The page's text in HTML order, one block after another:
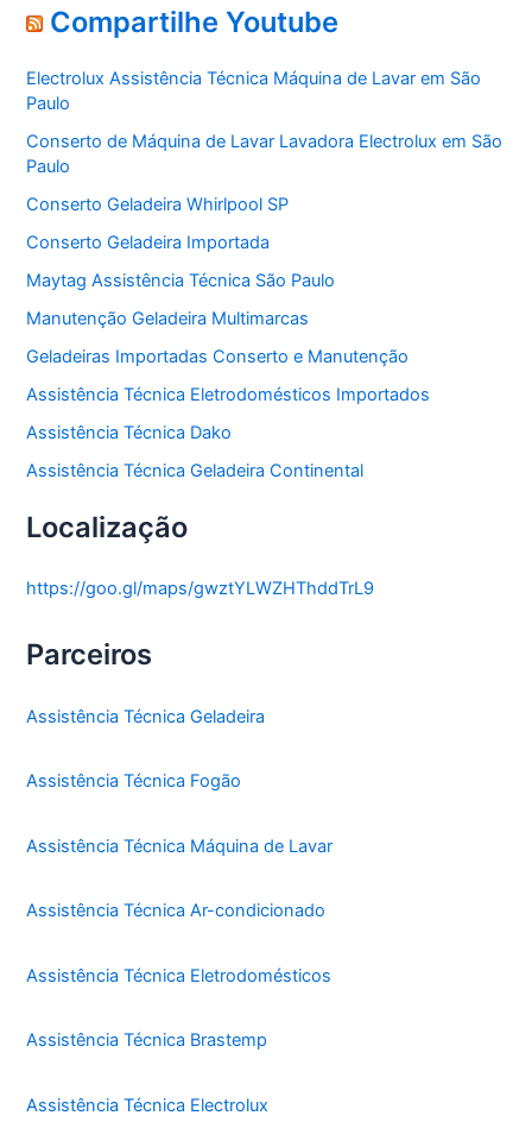
e
g
r
i
a
s
Compartilhe Youtube
Electrolux Assistência Técnica Máquina de Lavar em São
Paulo
Conserto de Máquina de Lavar Lavadora Electrolux em São
Paulo
Conserto Geladeira Whirlpool SP
Conserto Geladeira Importada
Maytag Assistência Técnica São Paulo
Manutenção Geladeira Multimarcas
Geladeiras Importadas Conserto e Manutenção
Assistência Técnica Eletrodomésticos Importados
Assistência Técnica Dako
Assistência Técnica Geladeira Continental
Localização
https://goo.gl/maps/gwztYLWZHThddTrL9
Parceiros
Assistência Técnica Geladeira
Assistência Técnica Fogão
Assistência Técnica Máquina de Lavar
Assistência Técnica Ar-condicionado
Assistência Técnica Eletrodomésticos
Assistência Técnica Brastemp
Assistência Técnica Electrolux